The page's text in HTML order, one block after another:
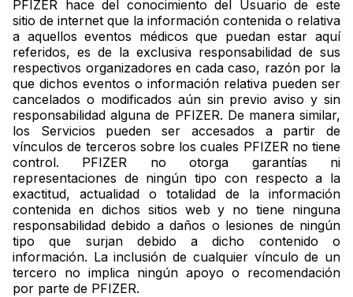
PFIZER hace del conocimiento del Usuario de este
sitio de internet que la información contenida o relativa
a aquellos eventos médicos que puedan estar aquí
referidos, es de la exclusiva responsabilidad de sus
respectivos organizadores en cada caso, razón por la
que dichos eventos o información relativa pueden ser
cancelados o modificados aún sin previo aviso y sin
responsabilidad alguna de PFIZER. De manera similar,
los Servicios pueden ser accesados a partir de
vínculos de terceros sobre los cuales PFIZER no tiene
control. PFIZER no otorga garantías ni
representaciones de ningún tipo con respecto a la
exactitud, actualidad o totalidad de la información
contenida en dichos sitios web y no tiene ninguna
responsabilidad debido a daños o lesiones de ningún
tipo que surjan debido a dicho contenido o
información. La inclusión de cualquier vínculo de un
tercero no implica ningún apoyo o recomendación
por parte de PFIZER.